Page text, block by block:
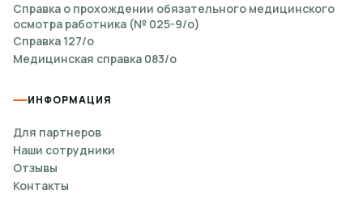
Справка о прохождении обязательного медицинского
осмотра работника (№ 025-9/о)
Справка 127/о
Медицинская справка 083/о
ИНФОРМАЦИЯ
Для партнеров
Наши сотрудники
Отзывы
Контакты